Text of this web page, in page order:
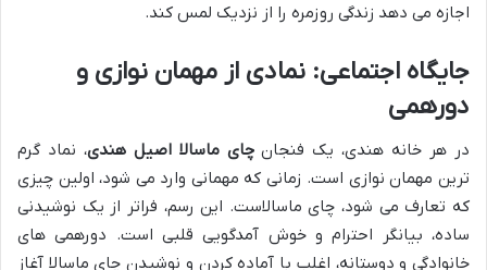
اجازه می دهد زندگی روزمره را از نزدیک لمس کند.
جایگاه اجتماعی: نمادی از مهمان نوازی و
دورهمی
در هر خانه هندی، یک فنجانچای ماسالا اصیل هندی، نماد گرم
ترین مهمان نوازی است. زمانی که مهمانی وارد می شود، اولین چیزی
که تعارف می شود، چای ماسالاست. این رسم، فراتر از یک نوشیدنی
ساده، بیانگر احترام و خوش آمدگویی قلبی است. دورهمی های
خانوادگی و دوستانه، اغلب با آماده کردن و نوشیدن چای ماسالا آغاز